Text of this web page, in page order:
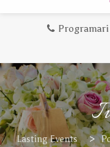
Lasting Events >